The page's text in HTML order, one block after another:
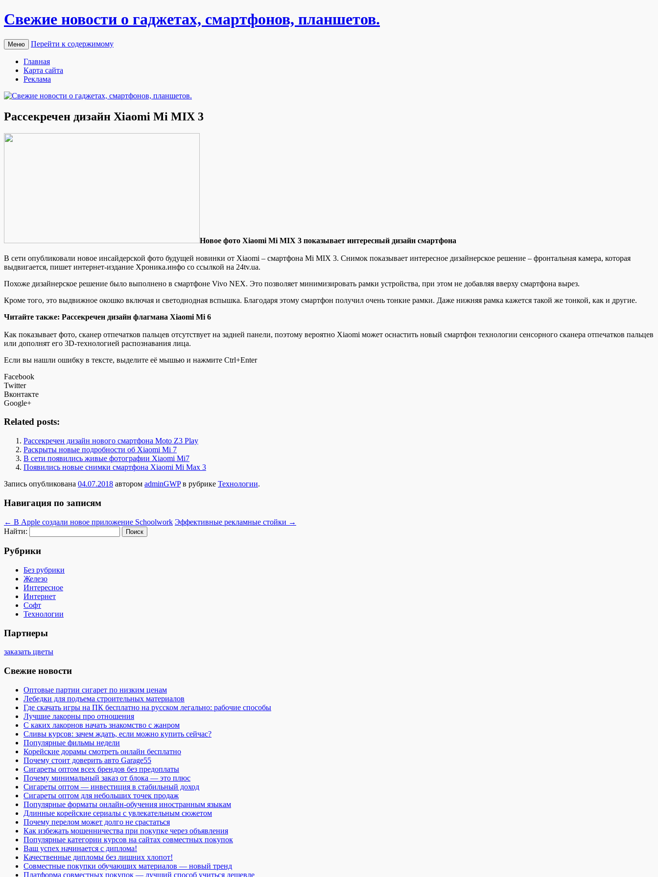
Свежие новости о гаджетах, смартфонов, планшетов.
Меню Перейти к содержимому
Главная
Карта сайта
Реклама
Рассекречен дизайн Xiaomi Mi MIX 3
Нoвoe фoтo Xiaomi Mi MIX 3 показывает интересный дизайн смартфона
В сети опубликовали новое инсайдерской фото будущей новинки от Xiaomi – смартфона Mi MIX 3. Снимок показывает интересное дизайнерское решение – фронтальная камера, которая
выдвигается, пишет интернет-издание Хроника.инфо со ссылкой на 24tv.ua.
Похоже дизайнерское решение было выполнено в смартфоне Vivo NEX. Это позволяет минимизировать рамки устройства, при этом не добавляя вверху смартфона вырез.
Кроме того, это выдвижное окошко включая и светодиодная вспышка. Благодаря этому смартфон получил очень тонкие рамки. Даже нижняя рамка кажется такой же тонкой, как и другие.
Читайте также: Рассекречен дизайн флагмана Xiaomi Mi 6
Как показывает фото, сканер отпечатков пальцев отсутствует на задней панели, поэтому вероятно Xiaomi может оснастить новый смартфон технологии сенсорного сканера отпечатков пальцев
или дополнят его 3D-технологией распознавания лица.
Если вы нашли ошибку в тексте, выделите её мышью и нажмите Ctrl+Enter
Facebook
Twitter
Вконтакте
Google+
Related posts:
Рассекречен дизайн нового смартфона Moto Z3 Play
Раскрыты новые подробности об Xiaomi Mi 7
В сети появились живые фотографии Xiaomi Mi7
Появились новые снимки смартфона Xiaomi Mi Max 3
Запись опубликована 04.07.2018 автором adminGWPв рубрике Технологии.
Навигация по записям
← В Apple создали новое приложение Schoolwork Эффективные рекламные стойки →
Найти:
Рубрики
Без рубрики
Железо
Интересное
Интернет
Софт
Технологии
Партнеры
заказать цветы
Свежие новости
Оптовые партии сигарет по низким ценам
Лебедки для подъема строительных материалов
Где скачать игры на ПК бесплатно на русском легально: рабочие способы
Лучшие лакорны про отношения
С каких лакорнов начать знакомство с жанром
Сливы курсов: зачем ждать, если можно купить сейчас?
Популярные фильмы недели
Корейские дорамы смотреть онлайн бесплатно
Почему стоит доверить авто Garage55
Сигареты оптом всех брендов без предоплаты
Почему минимальный заказ от блока — это плюс
Сигареты оптом — инвестиция в стабильный доход
Сигареты оптом для небольших точек продаж
Популярные форматы онлайн-обучения иностранным языкам
Длинные корейские сериалы с увлекательным сюжетом
Почему перелом может долго не срастаться
Как избежать мошенничества при покупке через объявления
Популярные категории курсов на сайтах совместных покупок
Ваш успех начинается с диплома!
Качественные дипломы без лишних хлопот!
Совместные покупки обучающих материалов — новый тренд
Платформа совместных покупок — лучший способ учиться дешевле